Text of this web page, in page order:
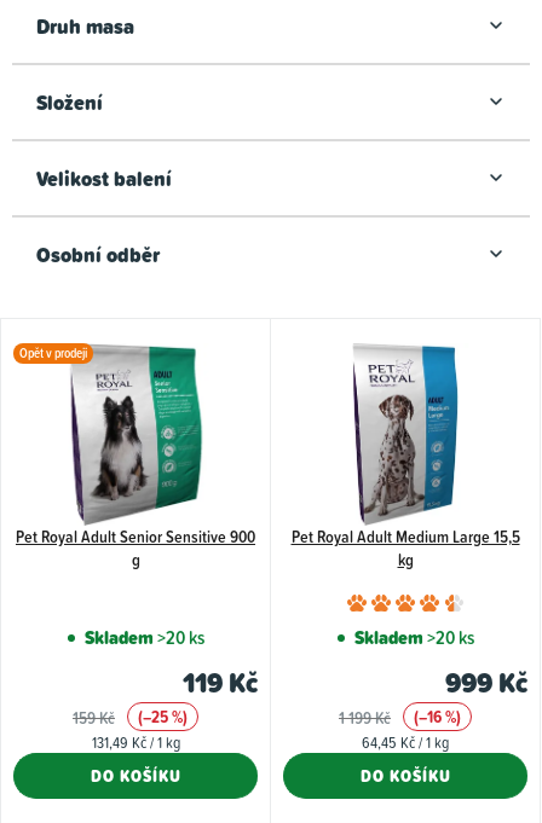
Druh masa
Složení
Velikost balení
Osobní odběr
V
ý
r
ů
Opět v prodeji
Pet Royal Adult Senior Sensitive 900
g
Skladem>20 ks
119 Kč
159 Kč (–25 %)
Měrná
131,49 Kč / 1 kg
DO KOŠÍKU
Pet Royal Adult Medium Large 15,5
kg
je
4,8
z
Skladem>20 ks
999 Kč
1 199 Kč (–16 %)
Měrná
64,45 Kč / 1 kg
DO KOŠÍKU